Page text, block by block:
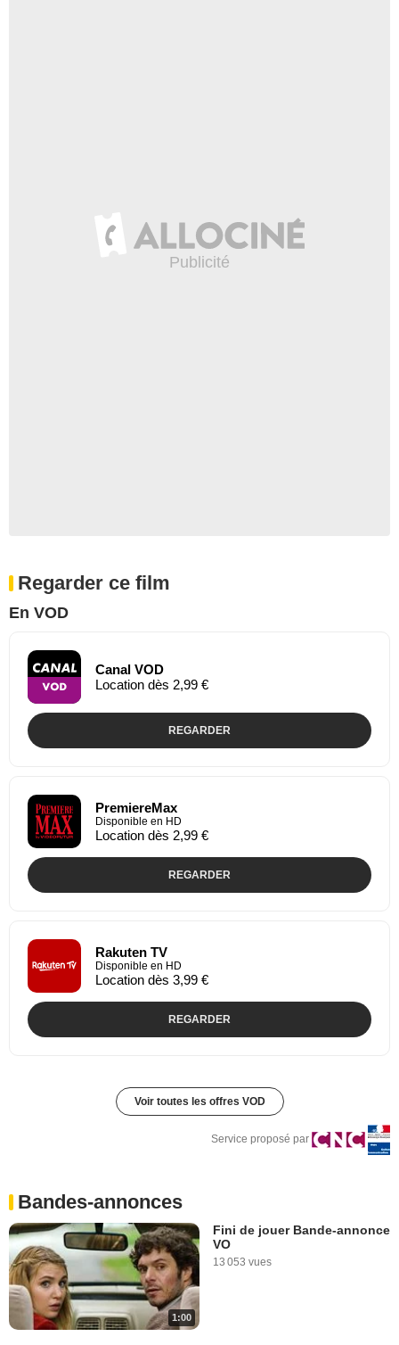
Regarder ce film
En VOD
Canal VOD
Location dès 2,99 €
REGARDER
PremiereMax
Disponible en HD
Location dès 2,99 €
REGARDER
Rakuten TV
Disponible en HD
Location dès 3,99 €
REGARDER
Voir toutes les offres VOD
Service proposé par
Bandes-annonces
1:00
Fini de jouer Bande-annonce
VO
13 053 vues